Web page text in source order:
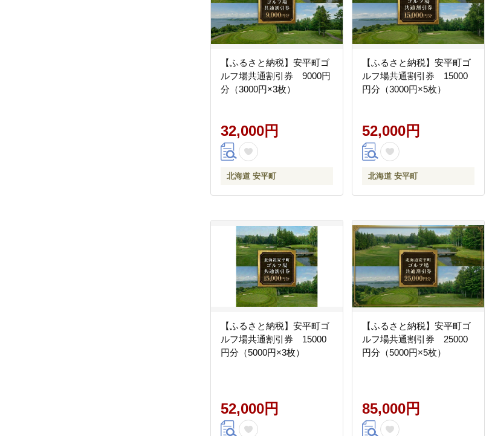
【ふるさと納税】安平町ゴ
ルフ場共通割引券 9000円
分（3000円×3枚）
32,000円
北海道 安平町
【ふるさと納税】安平町ゴ
ルフ場共通割引券 15000
円分（3000円×5枚）
52,000円
北海道 安平町
【ふるさと納税】安平町ゴ
ルフ場共通割引券 15000
円分（5000円×3枚）
52,000円
【ふるさと納税】安平町ゴ
ルフ場共通割引券 25000
円分（5000円×5枚）
85,000円